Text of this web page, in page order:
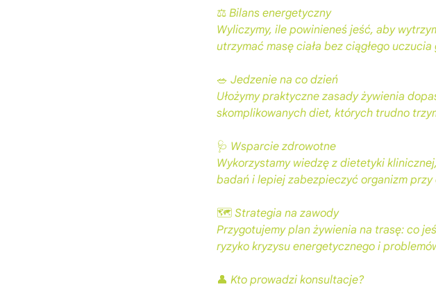
⚖️ Bilans energetyczny
Wyliczymy, ile powinieneś jeść, aby
utrzymać masę ciała bez ciągłego
🥗 Jedzenie na co dzień
Ułożymy praktyczne zasady żywienia
skomplikowanych diet, których trudno
🩺 Wsparcie zdrowotne
Wykorzystamy wiedzę z dietetyki
badań i lepiej zabezpieczyć organizm
🗺️ Strategia na zawody
Przygotujemy plan żywienia na trasę: co
ryzyko kryzysu energetycznego i
👤 Kto prowadzi konsultacje?